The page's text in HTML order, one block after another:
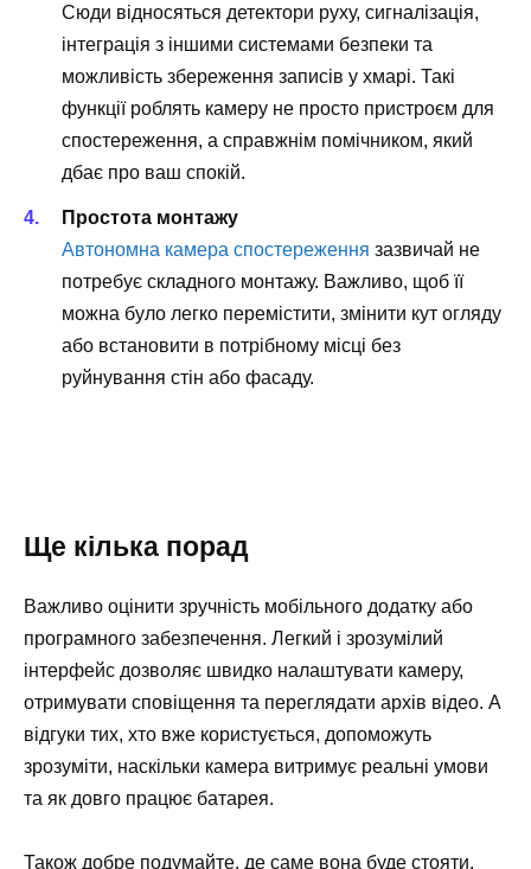
Сюди відносяться детектори руху, сигналізація,
інтеграція з іншими системами безпеки та
можливість збереження записів у хмарі. Такі
функції роблять камеру не просто пристроєм для
спостереження, а справжнім помічником, який
дбає про ваш спокій.
Простота монтажу
Автономна камера спостереження зазвичай не
потребує складного монтажу. Важливо, щоб її
можна було легко перемістити, змінити кут огляду
або встановити в потрібному місці без
руйнування стін або фасаду.
Ще кілька порад
Важливо оцінити зручність мобільного додатку або
програмного забезпечення. Легкий і зрозумілий
інтерфейс дозволяє швидко налаштувати камеру,
отримувати сповіщення та переглядати архів відео. А
відгуки тих, хто вже користується, допоможуть
зрозуміти, наскільки камера витримує реальні умови
та як довго працює батарея.
Також добре подумайте, де саме вона буде стояти.